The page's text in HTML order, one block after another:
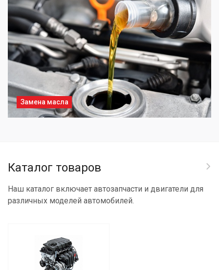
Замена масла
Каталог товаров
Наш каталог включает автозапчасти и двигатели для
различных моделей автомобилей.